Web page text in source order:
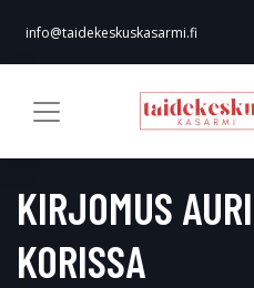
info@taidekeskuskasarmi.fi
KIRJOMUS
KORISSA